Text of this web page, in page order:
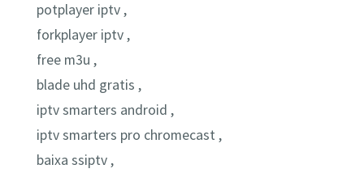
potplayer iptv ,
forkplayer iptv ,
free m3u ,
blade uhd gratis ,
iptv smarters android ,
iptv smarters pro chromecast ,
baixa ssiptv ,